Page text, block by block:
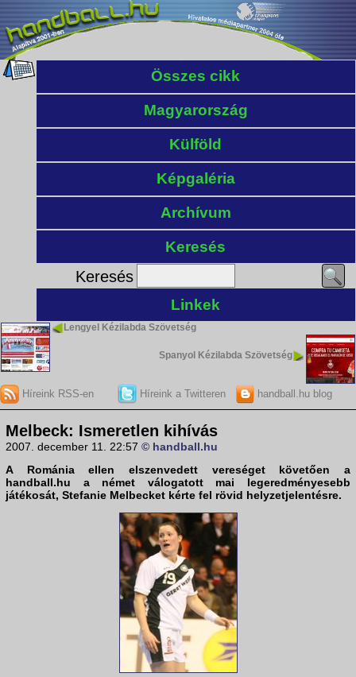
Összes cikk
Magyarország
Külföld
Képgaléria
Archívum
Keresés
Keresés
Linkek
Lengyel Kézilabda Szövetség
Spanyol Kézilabda Szövetség
Híreink RSS-en Híreink a Twitteren handball.hu blog
Melbeck: Ismeretlen kihívás
2007. december 11. 22:57 © handball.hu
A Románia ellen elszenvedett vereséget követően a
handball.hu a német válogatott mai legeredményesebb
játékosát, Stefanie Melbecket kérte fel rövid helyzetjelentésre.